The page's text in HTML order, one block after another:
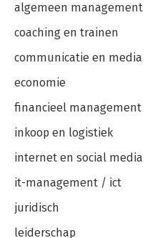
algemeen management
coaching en trainen
communicatie en media
economie
financieel management
inkoop en logistiek
internet en social media
it-management / ict
juridisch
leiderschap